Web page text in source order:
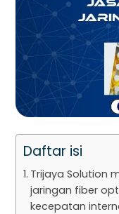
Daftar isi
Trijaya Solution
jaringan fiber
kecepatan